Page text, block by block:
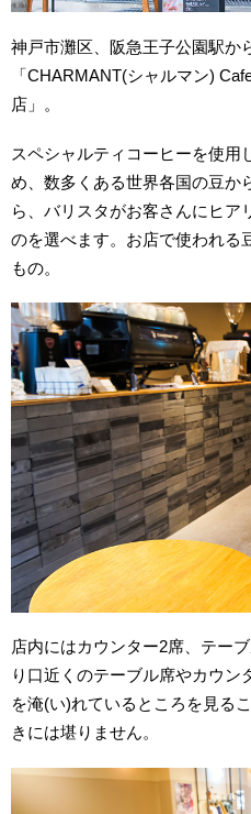
神戸市灘区、阪急王子公園駅か
「CHARMANT(シャルマン)
店」。
スペシャルティコーヒーを使用
め、数多くある世界各国の豆か
ら、バリスタがお客さんにヒア
のを選べます。お店で使われる
もの。
店内にはカウンター2席、テー
り口近くのテーブル席やカウン
を淹(い)れているところを見る
きには堪りません。